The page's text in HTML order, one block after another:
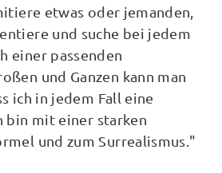
etwas oder jemanden,
und suche bei jedem
einer passenden
und Ganzen kann man
ich in jedem Fall eine
bin mit einer starken
und zum Surrealismus."